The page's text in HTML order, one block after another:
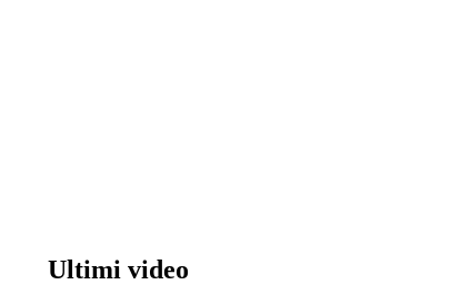
Ultimi video